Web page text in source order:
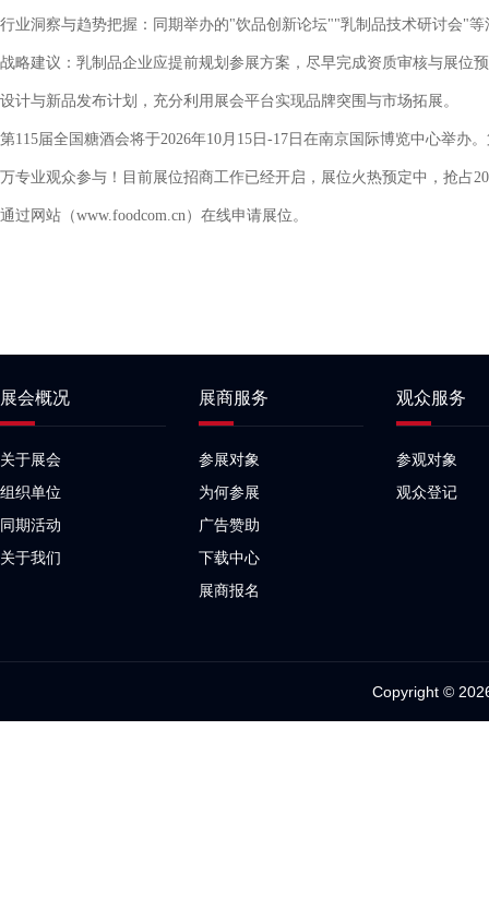
行业洞察与趋势把握：同期举办的"饮品创新论坛""乳制品技术研讨会"
战略建议：乳制品企业应提前规划参展方案，尽早完成资质审核与展位
设计与新品发布计划，充分利用展会平台实现品牌突围与市场拓展。
第115届全国糖酒会将于2026年10月15日-17日在南京国际博览中心举办
万专业观众参与！目前展位招商工作已经开启，展位火热预定中，抢占
通过网站（www.foodcom.cn）在线申请展位。
展会概况
关于展会
组织单位
同期活动
关于我们
展商服务
参展对象
为何参展
广告赞助
下载中心
展商报名
观众服务
参观对象
观众登记
Copyright ©